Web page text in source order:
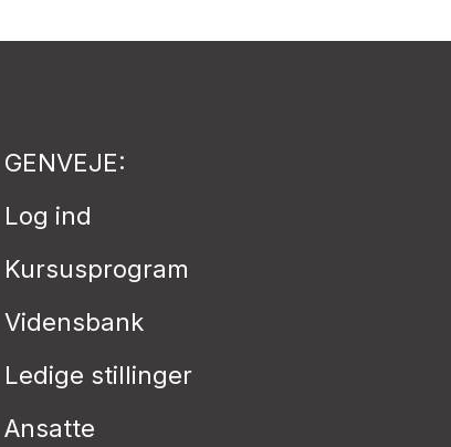
GENVEJE:
Log ind
Kursusprogram
Vidensbank
Ledige stillinger
Ansatte